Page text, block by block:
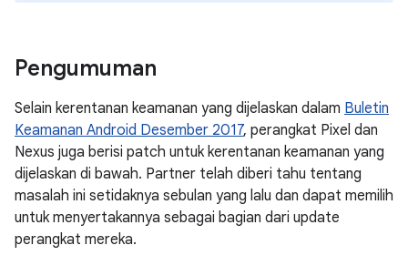
Pengumuman
Selain kerentanan keamanan yang dijelaskan dalam Buletin
Keamanan Android Desember 2017, perangkat Pixel dan
Nexus juga berisi patch untuk kerentanan keamanan yang
dijelaskan di bawah. Partner telah diberi tahu tentang
masalah ini setidaknya sebulan yang lalu dan dapat memilih
untuk menyertakannya sebagai bagian dari update
perangkat mereka.